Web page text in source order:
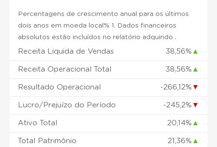
Percentagens de crescimento anual para os últimos
dois anos em moeda local% 1. Dados financeiros
absolutos estão incluídos no relatório adquirido .
Receita Liquida de Vendas 38,56% ▲
Receita Operacional Total 38,56% ▲
Resultado Operacional -266,12% ▼
Lucro/Prejuízo do Período -245,2% ▼
Ativo Total 20,14% ▲
Total Patrimônio 21,36% ▲